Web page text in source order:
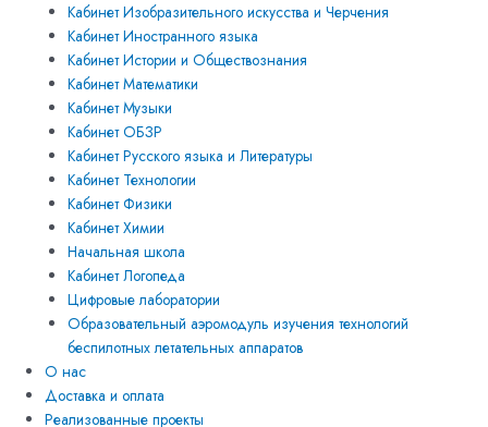
Кабинет Изобразительного искусства и Черчения
Кабинет Иностранного языка
Кабинет Истории и Обществознания
Кабинет Математики
Кабинет Музыки
Кабинет ОБЗР
Кабинет Русского языка и Литературы
Кабинет Технологии
Кабинет Физики
Кабинет Химии
Начальная школа
Кабинет Логопеда
Цифровые лаборатории
Образовательный аэромодуль изучения технологий
беспилотных летательных аппаратов
О нас
Доставка и оплата
Реализованные проекты